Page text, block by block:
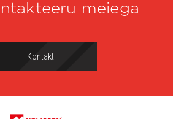
meiega
Kontakt